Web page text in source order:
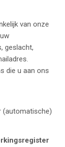
van onze
geslacht,
die u aan ons
(automatische)